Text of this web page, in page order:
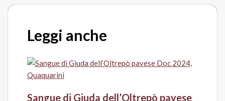
Leggi anche
Sangue di Giuda dell’Oltrepò pavese